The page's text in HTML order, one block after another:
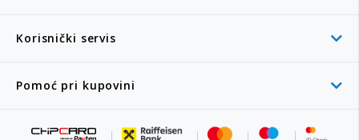
Korisnički servis
Pomoć pri kupovini